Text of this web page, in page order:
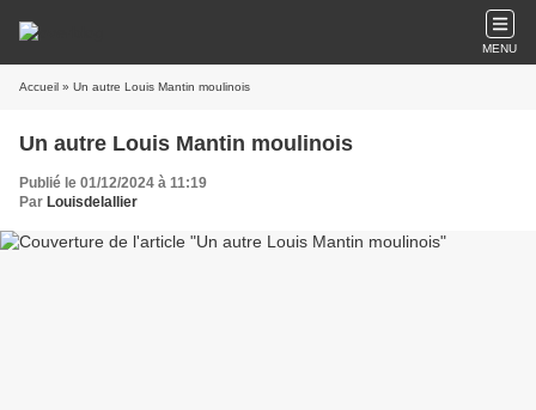
MENU
Accueil » Un autre Louis Mantin moulinois
Un autre Louis Mantin moulinois
Publié le 01/12/2024 à 11:19
Par Louisdelallier